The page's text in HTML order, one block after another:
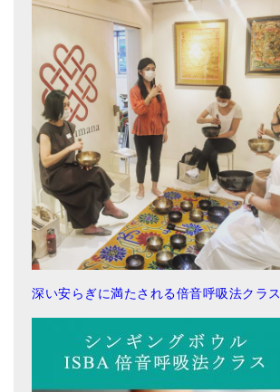
深い安らぎに満たされる倍音呼吸法クラス